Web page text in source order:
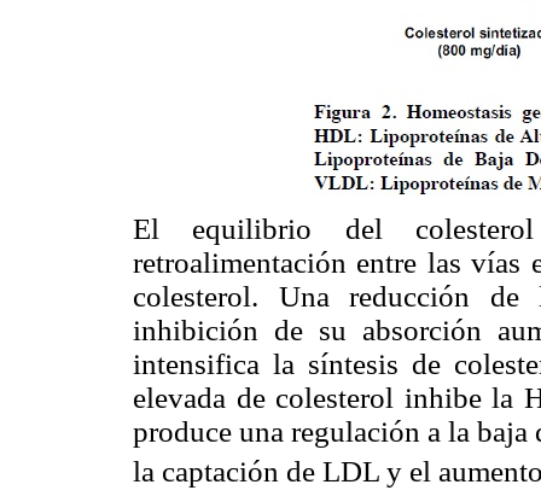
El equilibrio del
retroalimentación entre las vías
colesterol. Una reducción
inhibición de su absorción
intensifica la síntesis de
elevada de colesterol inhibe la
produce una regulación a la
la captación de LDL y el